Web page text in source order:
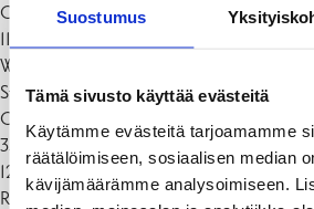
Suostumus
Tämä sivusto käyttää evästeitä
Käytämme evästeitä tarjoamamme
räätälöimiseen, sosiaalisen median
kävijämäärämme analysoimiseen.
Gäst | Vieras: Gustav Munsterhjelm
11:00 – The Fall [2024]
Written and directed by Mansoor Hosseini
Starring Johanna Ryynänen, Emma Nogo,
Colacioppo
35 min
12:00 – The Other Side of Mars (Mars
Regi/Ohjaaja/Diector: Minna Långström,